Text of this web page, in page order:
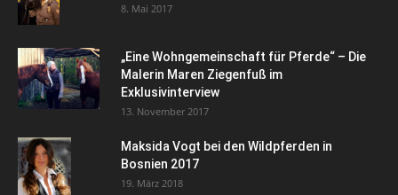
8. Mai 2017
„Eine Wohngemeinschaft für Pferde“ – Die
Malerin Maren Ziegenfuß im
Exklusivinterview
13. November 2017
Maksida Vogt bei den Wildpferden in
Bosnien 2017
19. März 2018